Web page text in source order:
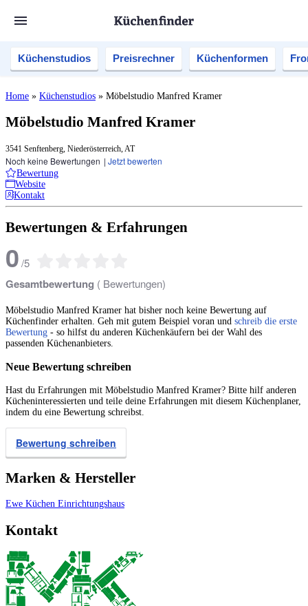
Küchenstudios Preisrechner Küchenformen
Home » Küchenstudios » Möbelstudio Manfred Kramer
Möbelstudio Manfred Kramer
3541 Senftenberg, Niederösterreich, AT
Noch keine Bewertungen | Jetzt bewerten
Bewertung
Website
Kontakt
Bewertungen & Erfahrungen
0/5
Gesamtbewertung ( Bewertungen)
Möbelstudio Manfred Kramer hat bisher noch keine Bewertung auf
Küchenfinder erhalten. Geh mit gutem Beispiel voran und schreib die erste
Bewertung - so hilfst du anderen Küchenkäufern bei der Wahl des
passenden Küchenanbieters.
Neue Bewertung schreiben
Hast du Erfahrungen mit Möbelstudio Manfred Kramer? Bitte hilf anderen
Kücheninteressierten und teile deine Erfahrungen mit diesem Küchenplaner,
indem du eine Bewertung schreibst.
Bewertung schreiben
Marken & Hersteller
Ewe Küchen Einrichtungshaus
Kontakt